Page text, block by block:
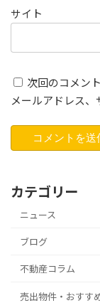
サイト
次回のコメン
メールアドレス、
カテゴリー
ニュース
ブログ
不動産コラム
売出物件・おすす